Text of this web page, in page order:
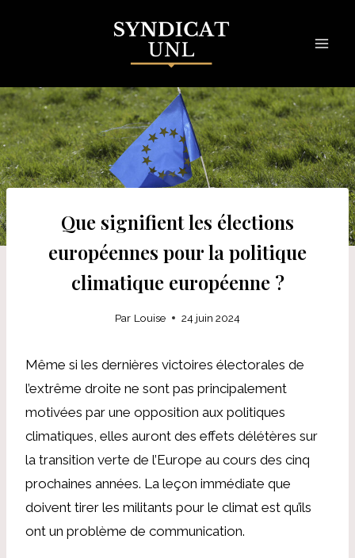
Que signifient les élections
européennes pour la politique
climatique européenne ?
Par Louise 24 juin 2024
Même si les dernières victoires électorales de
l’extrême droite ne sont pas principalement
motivées par une opposition aux politiques
climatiques, elles auront des effets délétères sur
la transition verte de l’Europe au cours des cinq
prochaines années. La leçon immédiate que
doivent tirer les militants pour le climat est qu’ils
ont un problème de communication.